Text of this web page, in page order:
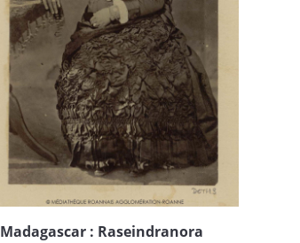
Madagascar : Raseindranora